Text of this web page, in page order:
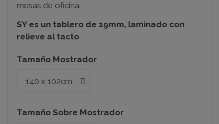
mesas de oficina.
SY es un tablero de 19mm, laminado con
relieve al tacto
Tamaño Mostrador
Tamaño Sobre Mostrador